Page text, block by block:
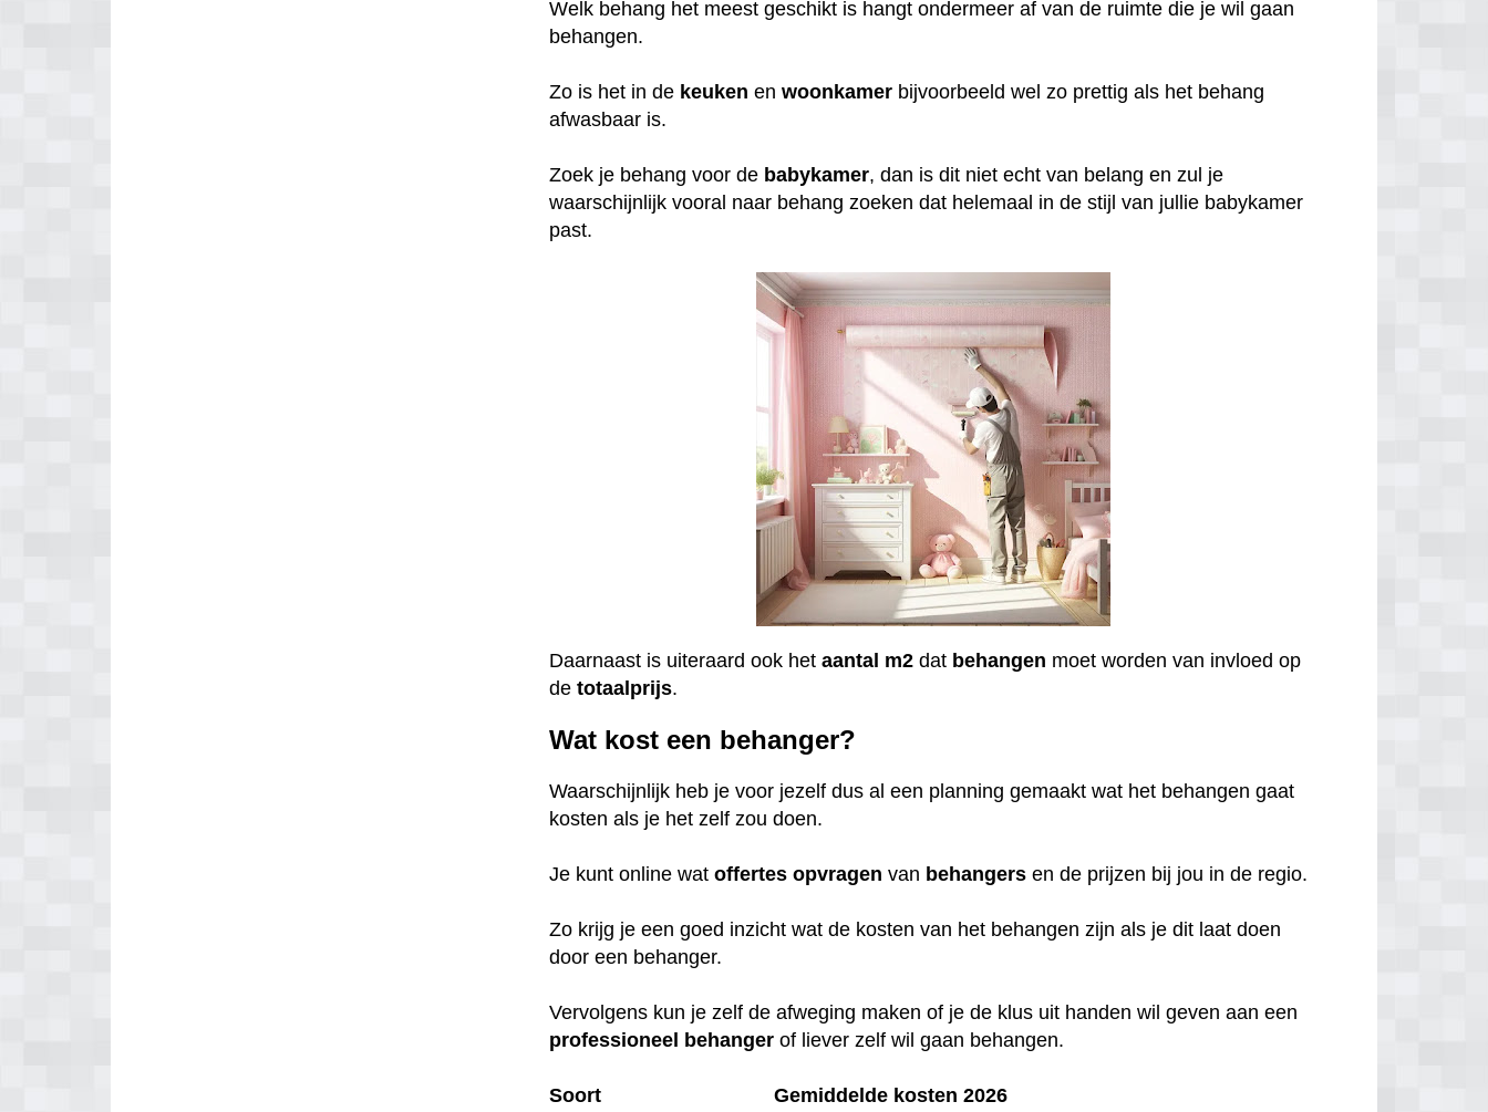
Welk behang het meest geschikt is hangt ondermeer af van de ruimte die je wil gaan
behangen.
Zo is het in de keuken enwoonkamer bijvoorbeeld wel zo prettig als het behang
afwasbaar is.
Zoek je behang voor de babykamer, dan is dit niet echt van belang en zul je
waarschijnlijk vooral naar behang zoeken dat helemaal in de stijl van jullie babykamer
past.
Daarnaast is uiteraard ook hetaantal m2 dat behangen moet worden van invloed op
detotaalprijs.
Wat kost een behanger?
Waarschijnlijk heb je voor jezelf dus al een planning gemaakt wat het behangen gaat
kosten als je het zelf zou doen.
Je kunt online watoffertes opvragen van behangers en de prijzen bij jou in de regio.
Zo krijg je een goed inzicht wat de kosten van het behangen zijn als je dit laat doen
door een behanger.
Vervolgens kun je zelf de afweging maken of je de klus uit handen wil geven aan een
professioneel behanger of liever zelf wil gaan behangen.
Soort Gemiddelde kosten 2026